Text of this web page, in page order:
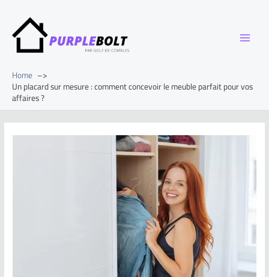
Home
Un placard sur mesure : comment concevoir le meuble parfait pour vos
affaires ?